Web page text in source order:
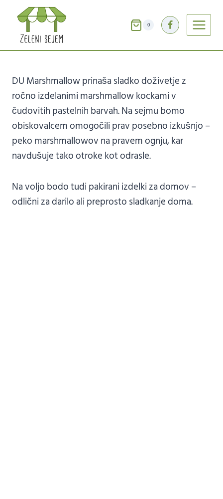
content
0
DU MARSHMALLOW –
marshmallow kocke
DU Marshmallow prinaša sladko doživetje z
ročno izdelanimi marshmallow kockami v
čudovitih pastelnih barvah. Na sejmu bomo
obiskovalcem omogočili prav posebno izkušnjo –
peko marshmallowov na pravem ognju, kar
navdušuje tako otroke kot odrasle.
Na voljo bodo tudi pakirani izdelki za domov –
odlični za darilo ali preprosto sladkanje doma.